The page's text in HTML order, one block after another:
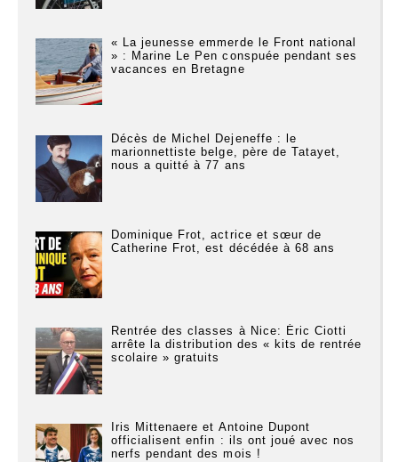
« La jeunesse emmerde le Front national
» : Marine Le Pen conspuée pendant ses
vacances en Bretagne
Décès de Michel Dejeneffe : le
marionnettiste belge, père de Tatayet,
nous a quitté à 77 ans
Dominique Frot, actrice et sœur de
Catherine Frot, est décédée à 68 ans
Rentrée des classes à Nice: Éric Ciotti
arrête la distribution des « kits de rentrée
scolaire » gratuits
Iris Mittenaere et Antoine Dupont
officialisent enfin : ils ont joué avec nos
nerfs pendant des mois !